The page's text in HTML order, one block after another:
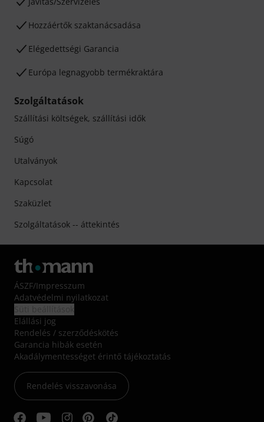
Hozzáértők szaktanácsadása
Elégedettségi Garancia
Európa legnagyobb termékraktára
Szolgáltatások
Szállítási költségek, szállítási idők
Súgó
Utalványok
Kapcsolat
Szaküzlet
Szolgáltatások -- áttekintés
ÁSZF/Impresszum
Adatvédelmi nyilatkozat
Elállási jog
Rendelés / szerződéskötés
Garancia hibák esetén
Akadálymentességet érintő tájékoztatás
Rendelés visszavonása